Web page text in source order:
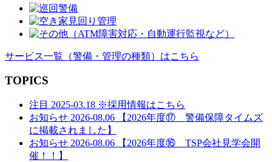
サービス一覧 （警備・管理の種類） はこちら
TOPICS
注目 2025-03.18 ※採用情報はこちら
お知らせ 2026-08.06
【2026年度⑰ 警備保障タイムズ
に掲載されました】
お知らせ 2026-08.06
【2026年度⑯ TSP会社見学会開
催！！】